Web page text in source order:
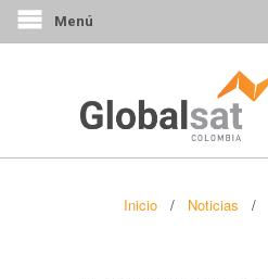
Menú
Inicio / Noticias /